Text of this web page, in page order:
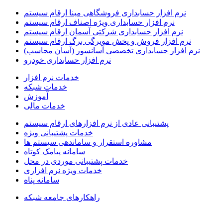
نرم افزار حسابداری فروشگاهی مبنا ارقام سیستم
نرم افزار حسابداری ویژه اصناف ارقام سیستم
نرم افزار حسابداری شرکتی آسمان ارقام سیستم
نرم افزار فروش و پخش مویرگی برگ ارقام سیستم
نرم افزار حسابداری تخصصی آسانسور (آسان محاسب)
نرم افزار حسابداری خودرو
خدمات نرم افزار
خدمات شبکه
آموزش
خدمات مالی
پشتیبانی عادی از نرم افزارهای ارقام سیستم
خدمات پشتیبانی ویژه
مشاوره استقرار و ساماندهی سیستم ها
سامانه پیامک کوتاه
خدمات پشتیبانی موردی در محل
خدمات ویژه نرم افزاری
سامانه پناه
راهکارهای جامعه شبکه